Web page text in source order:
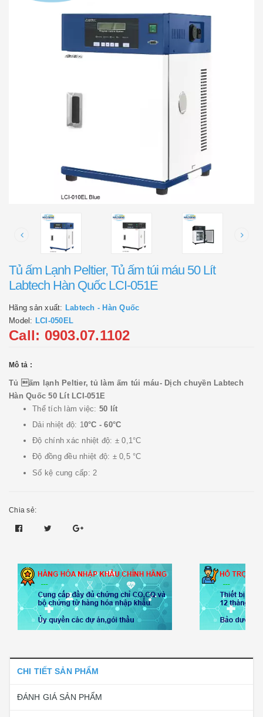
Tủ ấm Lạnh Peltier, Tủ ấm túi máu 50 Lít
Labtech Hàn Quốc LCI-051E
Hãng sản xuất: Labtech - Hàn Quốc
Model: LCI-050EL
Call: 0903.07.1102
Mô tả :
Tủ ấm lạnh Peltier, tủ làm ấm túi máu- Dịch chuyền Labtech
Hàn Quốc 50 Lít LCI-051E
Thể tích làm việc: 50 lít
Dải nhiệt độ: 10°C - 60°C
Độ chính xác nhiệt độ: ± 0,1°C
Độ đồng đều nhiệt độ: ± 0,5 °C
Số kệ cung cấp: 2
Chia sẻ:
CHI TIẾT SẢN PHẨM
ĐÁNH GIÁ SẢN PHẨM